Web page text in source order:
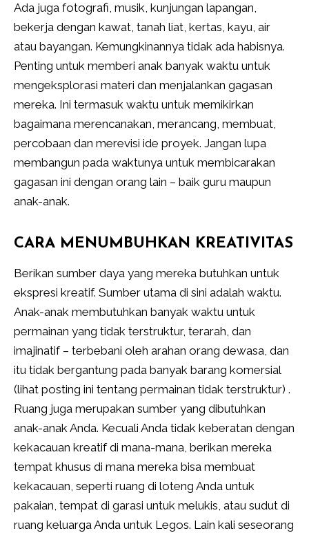
Ada juga fotografi, musik, kunjungan lapangan,
bekerja dengan kawat, tanah liat, kertas, kayu, air
atau bayangan. Kemungkinannya tidak ada habisnya.
Penting untuk memberi anak banyak waktu untuk
mengeksplorasi materi dan menjalankan gagasan
mereka. Ini termasuk waktu untuk memikirkan
bagaimana merencanakan, merancang, membuat,
percobaan dan merevisi ide proyek. Jangan lupa
membangun pada waktunya untuk membicarakan
gagasan ini dengan orang lain – baik guru maupun
anak-anak.
CARA MENUMBUHKAN KREATIVITAS
Berikan sumber daya yang mereka butuhkan untuk
ekspresi kreatif. Sumber utama di sini adalah waktu.
Anak-anak membutuhkan banyak waktu untuk
permainan yang tidak terstruktur, terarah, dan
imajinatif – terbebani oleh arahan orang dewasa, dan
itu tidak bergantung pada banyak barang komersial
(lihat posting ini tentang permainan tidak terstruktur) .
Ruang juga merupakan sumber yang dibutuhkan
anak-anak Anda. Kecuali Anda tidak keberatan dengan
kekacauan kreatif di mana-mana, berikan mereka
tempat khusus di mana mereka bisa membuat
kekacauan, seperti ruang di loteng Anda untuk
pakaian, tempat di garasi untuk melukis, atau sudut di
ruang keluarga Anda untuk Legos. Lain kali seseorang